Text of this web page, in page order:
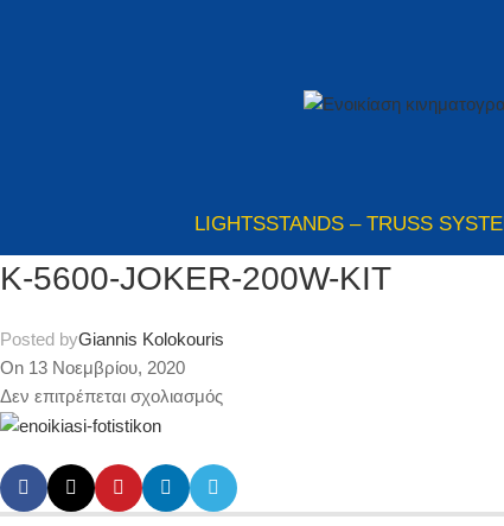
LIGHTSSTANDS – TRUSS
K-5600-JOKER-200W-KIT
Posted byGiannis Kolokouris
On 13 Νοεμβρίου, 2020
Δεν επιτρέπεται σχολιασμός